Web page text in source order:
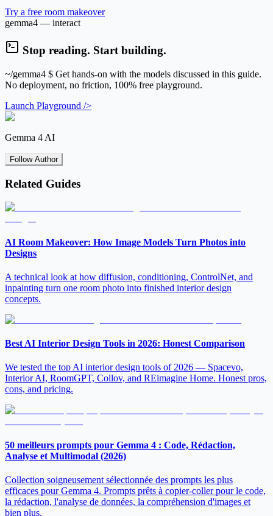
Try a free room makeover
gemma4 — interact
Stop reading. Start building.
~/gemma4 $ Get hands-on with the models discussed in this guide.
No deployment, no friction, 100% free playground.
Launch Playground />
Gemma 4 AI
Follow Author
Related Guides
AI Room Makeover: How Image Models Turn Photos into
Designs
A technical look at how diffusion, conditioning, ControlNet, and
inpainting turn one room photo into finished interior design
concepts.
Best AI Interior Design Tools in 2026: Honest Comparison
We tested the top AI interior design tools of 2026 — Spacevo,
Interior AI, RoomGPT, Collov, and REimagine Home. Honest pros,
cons, and pricing.
50 meilleurs prompts pour Gemma 4 : Code, Rédaction,
Analyse et Multimodal (2026)
Collection soigneusement sélectionnée des prompts les plus
efficaces pour Gemma 4. Prompts prêts à copier-coller pour le code,
la rédaction, l'analyse de données, la compréhension d'images et
bien plus.